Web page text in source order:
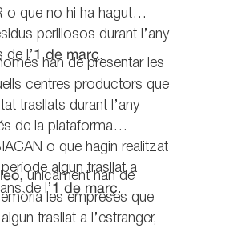
o que no hi ha hagut
perillosos durant l’any
de l’1 de març.
han de presentar les
centres productors que
trasllats durant l’any
de la plataforma
o que hagin realitzat
algun trasllat a
de l’1 de març.
, únicament han de
les empreses que
trasllat a l’estranger,